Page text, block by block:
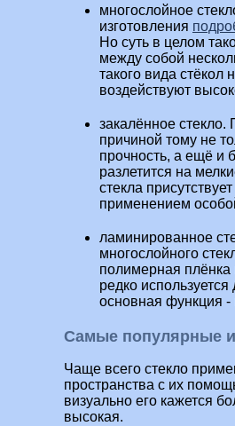
многослойное
изготовления
Но суть в целом
между собой
такого вида
воздействуют
закалённое
причиной тому не
прочность, а ещё и
разлетится на
стекла
применением
ламинированное
многослойного
полимерная плёнка
редко
основная функция -
Самые популярные
Чаще всего стекло
пространства с их
визуально его кажется
высокая.